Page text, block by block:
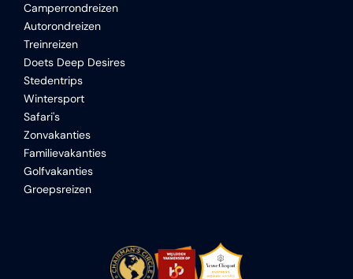
Camperrondreizen
Autorondreizen
Treinreizen
Doets Deep Desires
Stedentrips
Wintersport
Safari's
Zonvakanties
Familievakanties
Golfvakanties
Groepsreizen